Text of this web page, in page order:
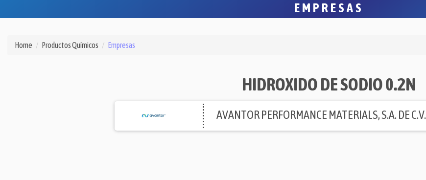
EMPRESAS
Home Productos Químicos Empresas
HIDROXIDO DE SODIO 0.2N
AVANTOR PERFORMANCE MATERIALS, S.A. DE C.V.